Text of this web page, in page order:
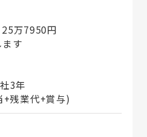
万7950円
す
3年
残業代+賞与)